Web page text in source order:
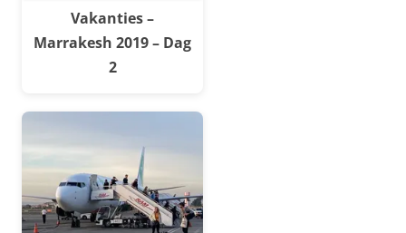
Vakanties –
Marrakesh 2019 – Dag
2